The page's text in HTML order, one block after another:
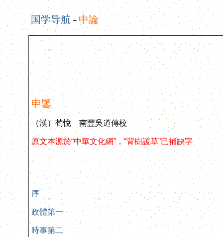
国学导航 － 中論
申鑒
（漢）荀悅 南豐吳道傳校
原文本源於“中華文化網”，“背樹諼草”已補缺字
序
政體第一
時事第二